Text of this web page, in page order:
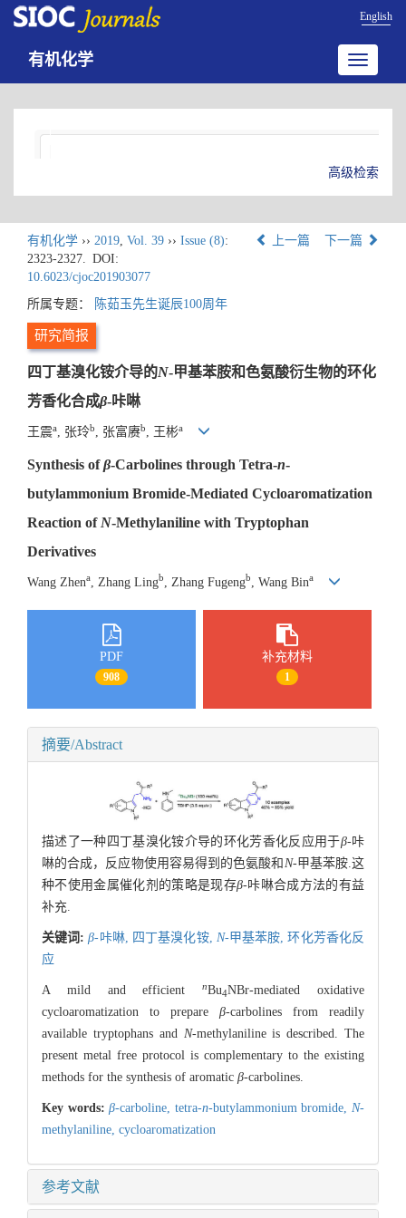
English
Toggle
有机化学
高级检索
有机化学 ›› 2019, Vol. 39 ›› Issue (8):
2323-2327. DOI:
10.6023/cjoc201903077
上一篇 下一篇
所属专题： 陈茹玉先生诞辰100周年
研究简报
四丁基溴化铵介导的N-甲基苯胺和色氨酸衍生物的环化
芳香化合成β-咔啉
王震a , 张玲b , 张富赓b , 王彬a
Synthesis ofβ-Carbolines through Tetra-n-
butylammonium Bromide-Mediated Cycloaromatization
Reaction of N-Methylaniline with Tryptophan
Derivatives
Wang Zhena , Zhang Lingb , Zhang Fugengb , Wang Bina
PDF
908
补充材料
1
摘要/Abstract
描述了一种四丁基溴化铵介导的环化芳香化反应用于β-咔
啉的合成，反应物使用容易得到的色氨酸和 N-甲基苯胺.这
种不使用金属催化剂的策略是现存β-咔啉合成方法的有益
补充.
关键词:β-咔啉, 四丁基溴化铵, N-甲基苯胺,环化芳香化反
应
A mild and efficientnBu4NBr-mediated oxidative
cycloaromatization to prepare β-carbolines from readily
available tryptophans and N-methylaniline is described. The
present metal free protocol is complementary to the existing
methods for the synthesis of aromatic β-carbolines.
Key words:β-carboline, tetra-n-butylammonium bromide,N-
methylaniline, cycloaromatization
参考文献